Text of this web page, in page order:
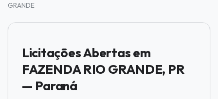
GRANDE
Licitações Abertas em
FAZENDA RIO GRANDE, PR
— Paraná